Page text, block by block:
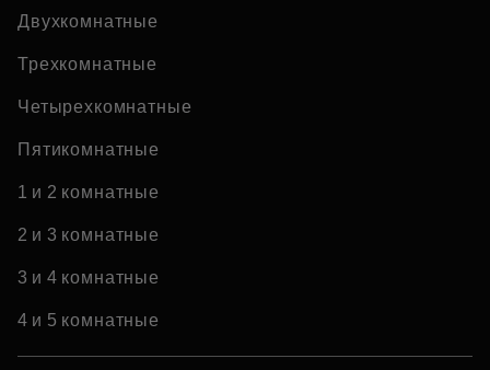
Двухкомнатные
Трехкомнатные
Четырехкомнатные
Пятикомнатные
1 и 2 комнатные
2 и 3 комнатные
3 и 4 комнатные
4 и 5 комнатные